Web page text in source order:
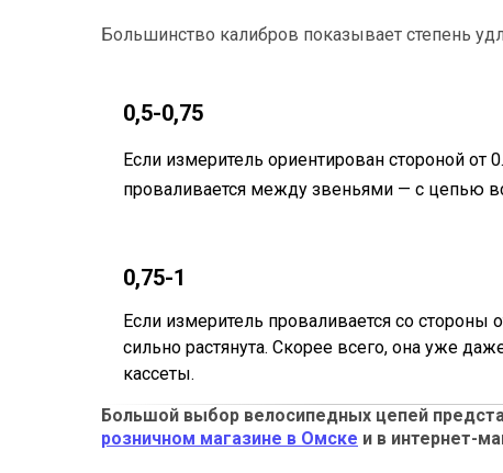
Большинство калибров показывает степень
0,5-0,75
Если измеритель ориентирован стороной от
проваливается между звеньями — с цепью
0,75-1
Если измеритель проваливается со стороны
сильно растянута. Скорее всего, она уже
кассеты.
Большой выбор велосипедных цепей
розничном магазине в Омске и в интернет-